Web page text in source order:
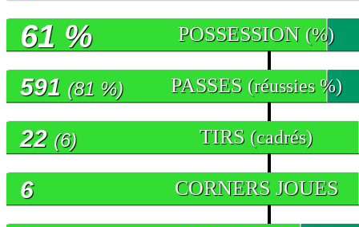
POSSESSION (%)
61 %
PASSES (réussies %)
591 (81 %)
TIRS (cadrés)
22 (6)
CORNERS JOUES
6